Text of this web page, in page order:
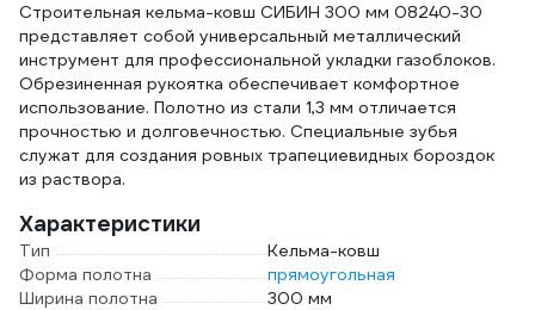
Строительная кельма-ковш СИБИН 300 мм 08240-30
представляет собой универсальный металлический
инструмент для профессиональной укладки газоблоков.
Обрезиненная рукоятка обеспечивает комфортное
использование. Полотно из стали 1,3 мм отличается
прочностью и долговечностью. Специальные зубья
служат для создания ровных трапециевидных бороздок
из раствора.
Характеристики
Тип
Кельма-ковш
Форма полотна
прямоугольная
Ширина полотна
300 мм